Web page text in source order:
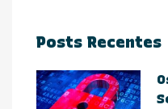
Posts Recentes